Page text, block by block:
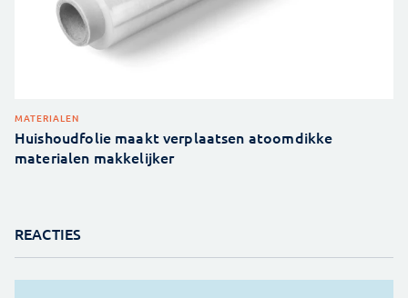
MATERIALEN
Huishoudfolie maakt verplaatsen atoomdikke
materialen makkelijker
REACTIES